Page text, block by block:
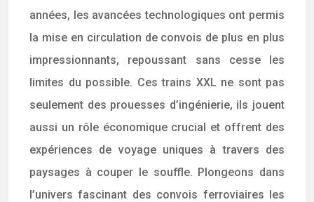
années, les avancées technologiques ont permis
la mise en circulation de convois de plus en plus
impressionnants, repoussant sans cesse les
limites du possible. Ces trains XXL ne sont pas
seulement des prouesses d’ingénierie, ils jouent
aussi un rôle économique crucial et offrent des
expériences de voyage uniques à travers des
paysages à couper le souffle. Plongeons dans
l’univers fascinant des convois ferroviaires les